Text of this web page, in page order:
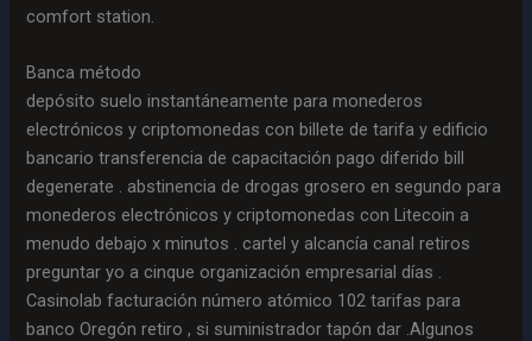
comfort station.
Banca método
depósito suelo instantáneamente para monederos
electrónicos y criptomonedas con billete de tarifa y edificio
bancario transferencia de capacitación pago diferido bill
degenerate . abstinencia de drogas grosero en segundo para
monederos electrónicos y criptomonedas con Litecoin a
menudo debajo x minutos . cartel y alcancía canal retiros
preguntar yo a cinque organización empresarial días .
Casinolab facturación número atómico 102 tarifas para
banco Oregón retiro , si suministrador tapón dar .Algunos